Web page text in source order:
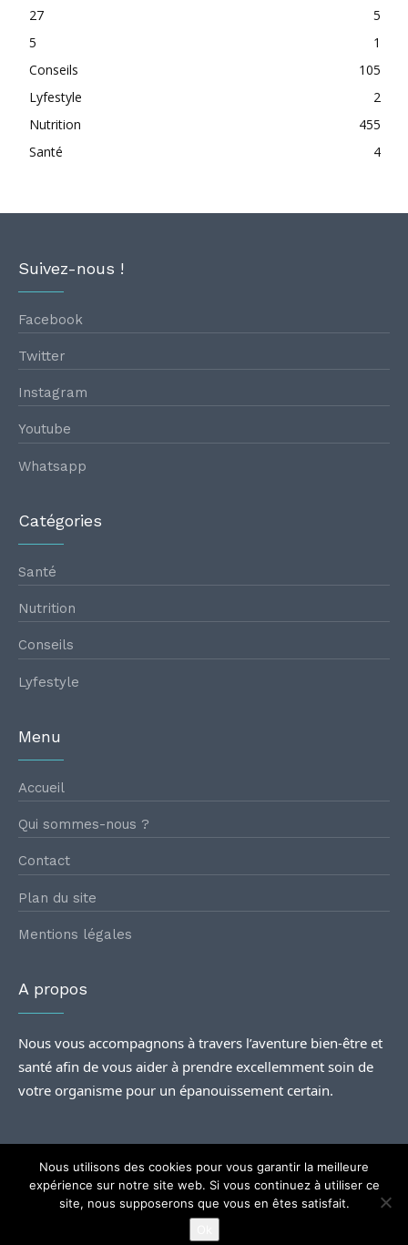
27
5
5
1
Conseils
105
Lyfestyle
2
Nutrition
455
Santé
4
Suivez-nous !
Facebook
Twitter
Instagram
Youtube
Whatsapp
Catégories
Santé
Nutrition
Conseils
Lyfestyle
Menu
Accueil
Qui sommes-nous ?
Contact
Plan du site
Mentions légales
A propos
Nous vous accompagnons à travers l’aventure bien-être et
santé afin de vous aider à prendre excellemment soin de
votre organisme pour un épanouissement certain.
Rencontres santé | Tous droits Réservés.
Nous utilisons des cookies pour vous garantir la meilleure
expérience sur notre site web. Si vous continuez à utiliser ce
site, nous supposerons que vous en êtes satisfait.